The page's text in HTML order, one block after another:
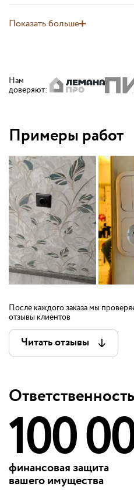
Показать больше
Нам
доверяют:
Примеры работ
После каждого заказа мы
отзывы клиентов
Читать отзывы
Ответственность
100
финансовая защита
вашего имущества